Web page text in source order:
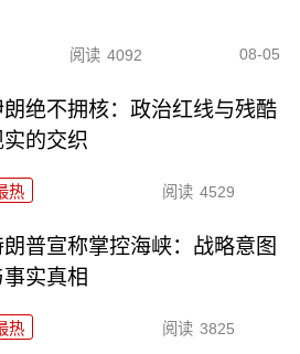
阅读 4092 08-05
朗绝不拥核：政治红线与残酷
实的交织
热 阅读 4529
朗普宣称掌控海峡：战略意图
事实真相
热 阅读 3825